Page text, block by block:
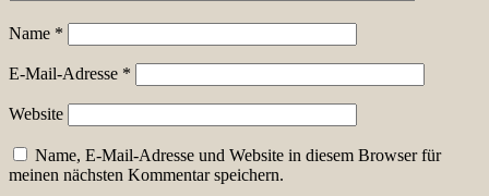
Name *
E-Mail-Adresse *
Website
Name, E-Mail-Adresse und Website in diesem Browser für
meinen nächsten Kommentar speichern.